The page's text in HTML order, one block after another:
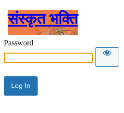
संस्कृत भक्ति
Password